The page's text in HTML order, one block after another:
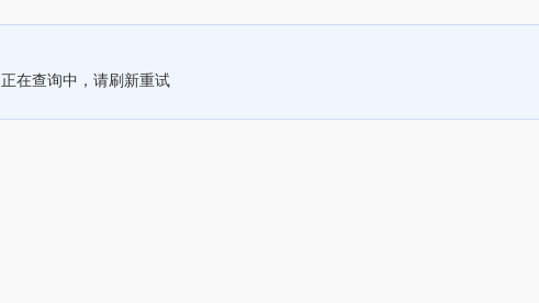
正在查询中，请刷新重试